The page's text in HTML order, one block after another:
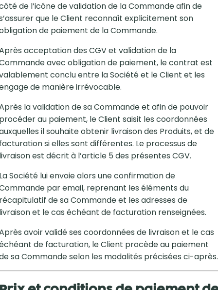
de l’icône de validation de la Commande afin de
que le Client reconnaît explicitement son
de paiement de la Commande.
acceptation des CGV et validation de la
avec obligation de paiement, le contrat est
conclu entre la Société et le Client et les
de manière irrévocable.
la validation de sa Commande et afin de pouvoir
au paiement, le Client saisit les coordonnées
il souhaite obtenir livraison des Produits, et de
si elles sont différentes. Le processus de
est décrit à l’article 5 des présentes CGV.
Société lui envoie alors une confirmation de
par email, reprenant les éléments du
de sa Commande et les adresses de
et le cas échéant de facturation renseignées.
avoir validé ses coordonnées de livraison et le cas
de facturation, le Client procède au paiement
sa Commande selon les modalités précisées ci-après.